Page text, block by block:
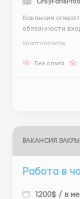
Вакансия
обязанности
и работа с
исключительно
Криптовалюты
Без опыта
ВАКАНСИЯ
Работа в
1200$ / в